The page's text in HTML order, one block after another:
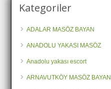
Kategoriler
ADALAR MASÖZ BAYAN
ANADOLU YAKASI MASÖZ
Anadolu yakası escort
ARNAVUTKÖY MASÖZ BAYAN